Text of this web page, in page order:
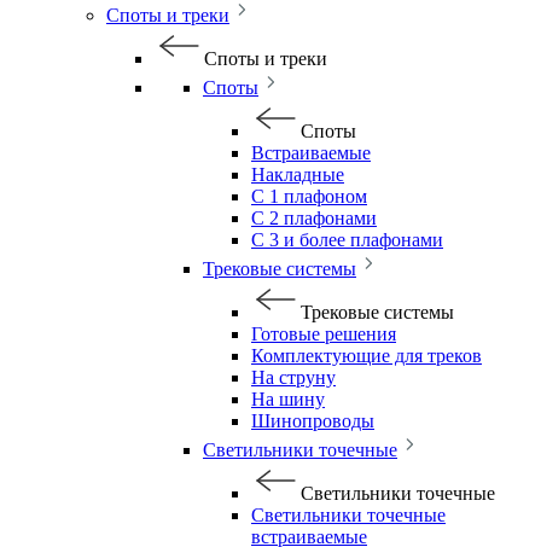
Споты и треки
Споты и треки
Споты
Споты
Встраиваемые
Накладные
С 1 плафоном
С 2 плафонами
С 3 и более плафонами
Трековые системы
Трековые системы
Готовые решения
Комплектующие для треков
На струну
На шину
Шинопроводы
Светильники точечные
Светильники точечные
Светильники точечные
встраиваемые